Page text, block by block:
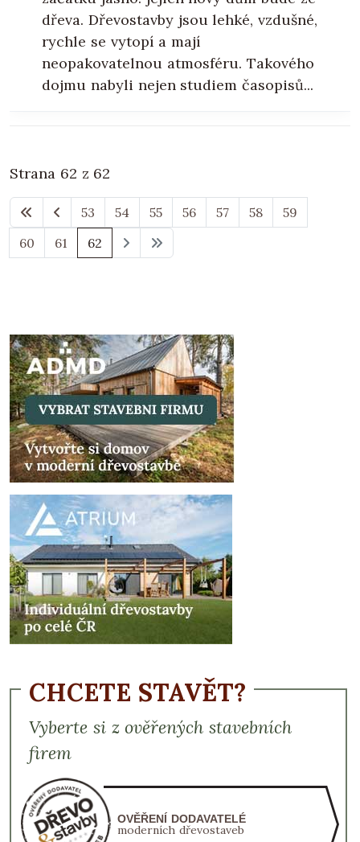
dřeva. Dřevostavby jsou lehké, vzdušné,
rychle se vytopí a mají
neopakovatelnou atmosféru. Takového
dojmu nabyli nejen studiem časopisů...
Strana 62 z 62
53 54 55 56 57 58
59
60
61 62
CHCETE STAVĚT?
Vyberte si z ověřených stavebních
firem
OVĚŘENÍ DODAVATELÉ
moderních dřevostaveb